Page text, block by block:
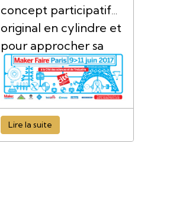
concept participatif
original en cylindre et
pour approcher sa
nouvelle déclinaison
de Coffret DO IT
YOURSELF(kits créatifs
autonomes ou animés pour
particuliers, associations,
centres de formations…
Lire la suite